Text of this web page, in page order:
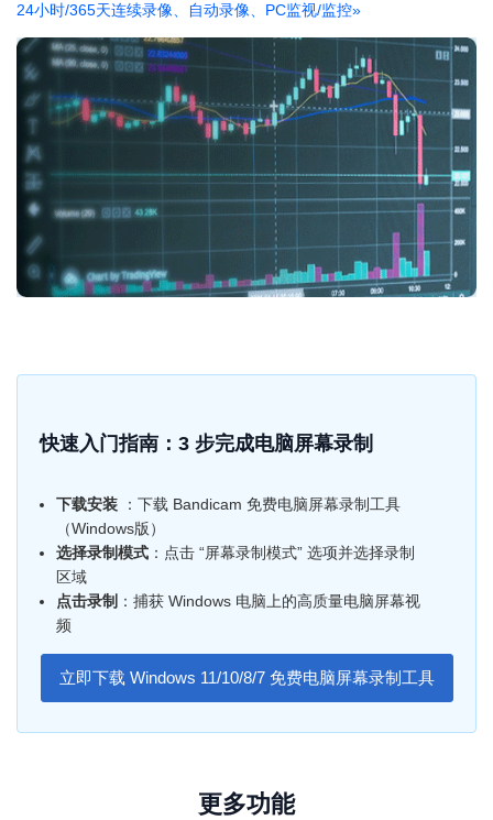
24小时/365天连续录像、自动录像、PC监视/监控»
快速入门指南：3 步完成电脑屏幕录制
下载安装 ：下载 Bandicam 免费电脑屏幕录制工具
（Windows版）
选择录制模式 ：点击 “屏幕录制模式” 选项并选择录制
区域
点击录制 ：捕获 Windows 电脑上的高质量电脑屏幕视
频
立即下载 Windows 11/10/8/7 免费电脑屏幕录制工具
更多功能